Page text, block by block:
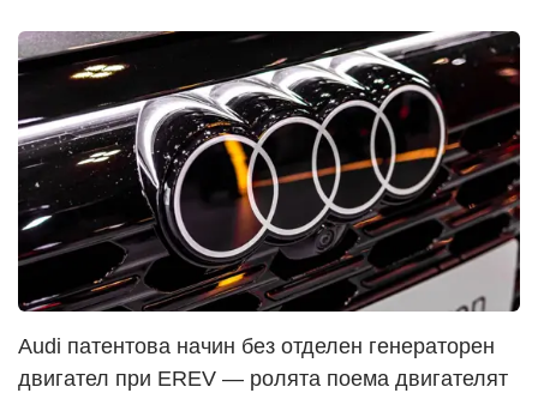
Audi патентова начин без отделен генераторен
двигател при EREV — ролята поема двигателят